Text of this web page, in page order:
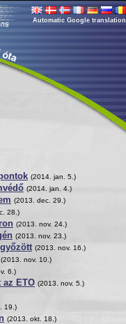
Automatic Google translation
(2014. jan. 5.)
(2014. jan. 4.)
(2013. dec. 29.)
28.)
(2013. nov. 24.)
(2013. nov. 23.)
(2013. nov. 16.)
(2013. nov. 10.)
6.)
ETO (2013. nov. 5.)
19.)
(2013. okt. 18.)